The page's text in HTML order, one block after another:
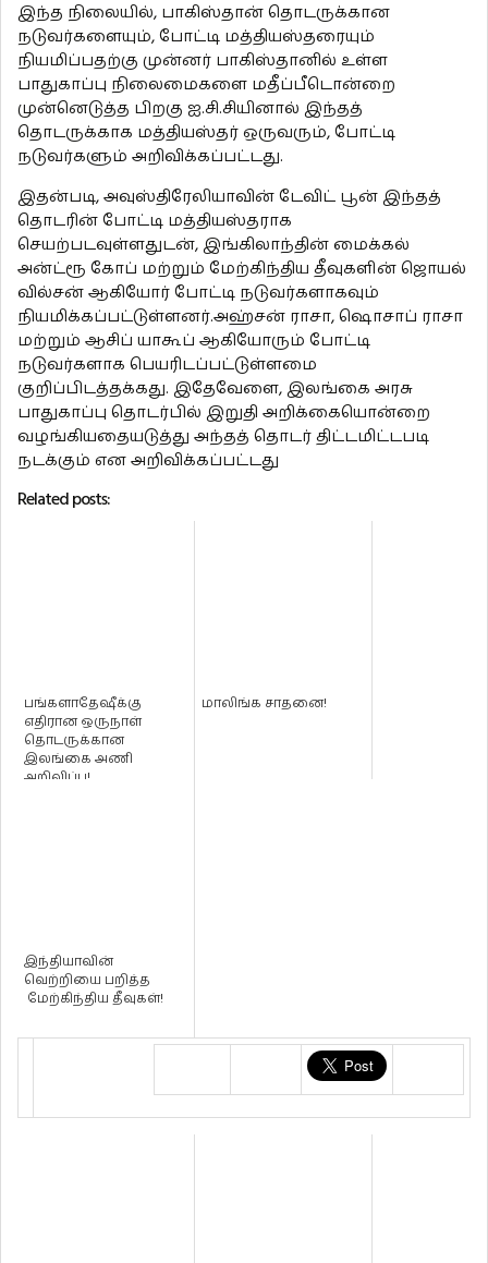
இந்த நிலையில், பாகிஸ்தான் தொடருக்கான
நடுவர்களையும், போட்டி மத்தியஸ்தரையும்
நியமிப்பதற்கு முன்னர் பாகிஸ்தானில் உள்ள
பாதுகாப்பு நிலைமைகளை மதீப்பீடொன்றை
முன்னெடுத்த பிறகு ஐ.சி.சியினால் இந்தத்
தொடருக்காக மத்தியஸ்தர் ஒருவரும், போட்டி
நடுவர்களும் அறிவிக்கப்பட்டது.
இதன்படி, அவுஸ்திரேலியாவின் டேவிட் பூன் இந்தத்
தொடரின் போட்டி மத்தியஸ்தராக
செயற்படவுள்ளதுடன், இங்கிலாந்தின் மைக்கல்
அன்ட்ரூ கோப் மற்றும் மேற்கிந்திய தீவுகளின் ஜொயல்
வில்சன் ஆகியோர் போட்டி நடுவர்களாகவும்
நியமிக்கப்பட்டுள்ளனர்.அஹ்சன் ராசா, ஷொசாப் ராசா
மற்றும் ஆசிப் யாகூப் ஆகியோரும் போட்டி
நடுவர்களாக பெயரிடப்பட்டுள்ளமை
குறிப்பிடத்தக்கது. இதேவேளை, இலங்கை அரசு
பாதுகாப்பு தொடர்பில் இறுதி அறிக்கையொன்றை
வழங்கியதையடுத்து அந்தத் தொடர் திட்டமிட்டபடி
நடக்கும் என அறிவிக்கப்பட்டது
Related posts:
பங்களாதேஷீக்கு
எதிரான ஒருநாள்
தொடருக்கான
இலங்கை அணி
அறிவிப்பு!
மாலிங்க சாதனை!
இந்தியாவின்
வெற்றியை பறித்த
மேற்கிந்திய தீவுகள்!